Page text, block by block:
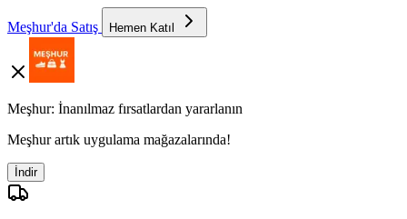
Meşhur'da Satış Hemen Katıl
Meşhur: İnanılmaz fırsatlardan yararlanın
Meşhur artık uygulama mağazalarında!
İndir